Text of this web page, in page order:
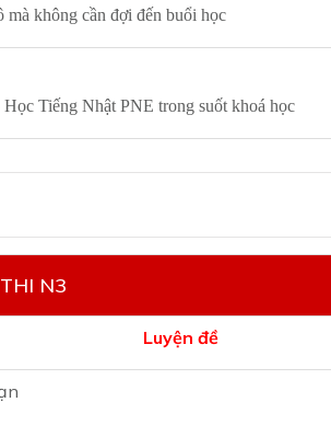
không cần đợi đến buổi học
Tiếng Nhật PNE trong suốt khoá học
N3
Luyện đề